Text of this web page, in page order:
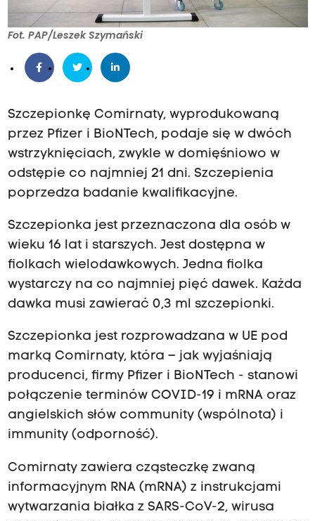
Fot. PAP/Leszek Szymański
Szczepionkę Comirnaty, wyprodukowaną
przez Pfizer i BioNTech, podaje się w dwóch
wstrzyknięciach, zwykle w domięśniowo w
odstępie co najmniej 21 dni. Szczepienia
poprzedza badanie kwalifikacyjne.
Szczepionka jest przeznaczona dla osób w
wieku 16 lat i starszych. Jest dostępna w
fiolkach wielodawkowych. Jedna fiolka
wystarczy na co najmniej pięć dawek. Każda
dawka musi zawierać 0,3 ml szczepionki.
Szczepionka jest rozprowadzana w UE pod
marką Comirnaty, która – jak wyjaśniają
producenci, firmy Pfizer i BioNTech - stanowi
połączenie terminów COVID-19 i mRNA oraz
angielskich słów community (wspólnota) i
immunity (odporność).
Comirnaty zawiera cząsteczkę zwaną
informacyjnym RNA (mRNA) z instrukcjami
wytwarzania białka z SARS-CoV-2, wirusa